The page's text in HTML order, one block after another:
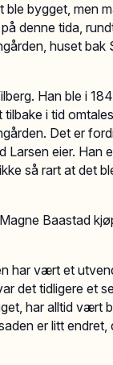
bygget, men
denne tida,
huset
Han ble i
i tid
Det er
Larsen eier. Han
så rart at det
Baastad
har vært et
det tidligere et
har alltid vært
er litt